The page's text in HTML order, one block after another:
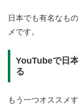
日本でも有名なも
メです。
YouTubeで日
る
もう一つオススメ